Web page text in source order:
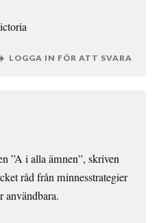
LOGGA IN FÖR ATT SVARA
”A i alla ämnen”, skriven
råd från minnesstrategier
användbara.